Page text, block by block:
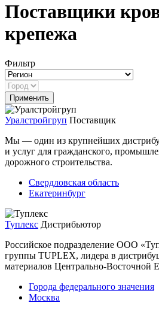
Поставщики
крепежа
Фильтр
Уралстройгруп Поставщик
Мы — один из крупнейших
и услуг для гражданского,
дорожного строительства.
Свердловская область
Екатеринбург
Туплекс Дистрибьютор
Российское подразделение ООО
группы TUPLEX, лидера в
материалов Центрально-Восточной
Города федерального значения
Москва